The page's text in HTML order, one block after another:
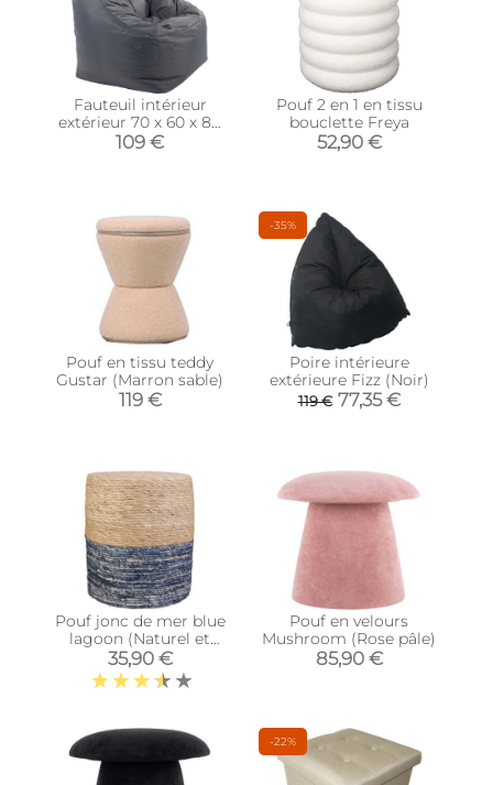
Fauteuil intérieur
extérieur 70 x 60 x 80
cm Marco (Gris
109 €
Pouf 2 en 1 en tissu
bouclette Freya
52,90 €
Pouf en tissu teddy
Gustar (Marron sable)
119 €
-35%
Poire intérieure
extérieure Fizz (Noir)
119 € 77,35 €
Pouf jonc de mer blue
lagoon (Naturel et
bleu)
35,90 €
Pouf en velours
Mushroom (Rose pâle)
85,90 €
-22%